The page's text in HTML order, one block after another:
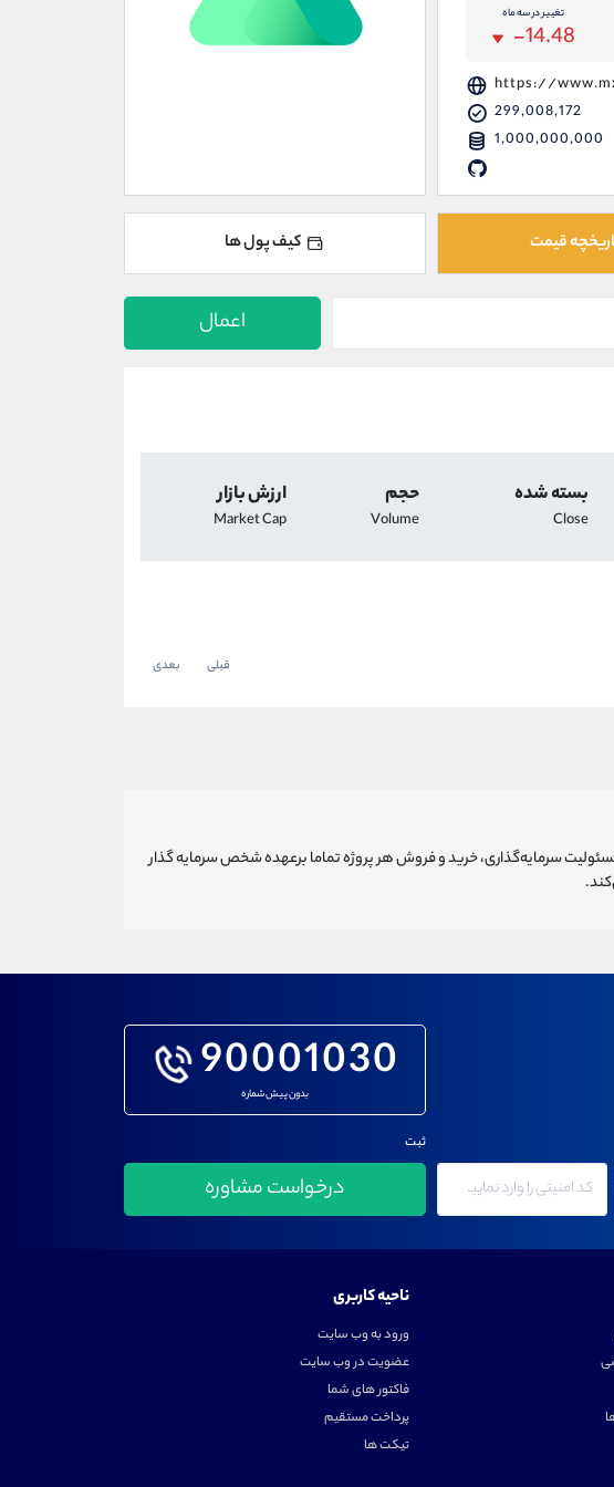
تغییر در سه ماه
-14.48
https://
299,008,172
1,000,000,000
قیمت کیف پول ها
اعمال
بسته شده
Close
حجم
Volume
ارزش بازار
Market Cap
قبلی بعدی
سرمایه‌گذاری، خرید و فروش هر پروژه تماما برعهده شخص سرمایه گذار
90001030
بدون پیش شماره
ثبت
ناحیه کاربری
ورود به وب سایت
عضویت در وب سایت
فاکتور های شما
پرداخت مستقیم
تیکت ها